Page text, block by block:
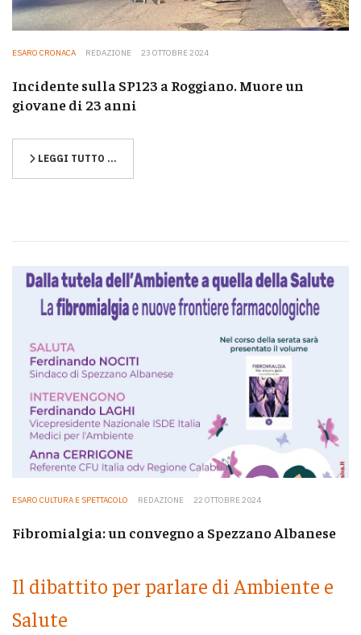
ESARO CRONACA REDAZIONE 23 OTTOBRE 2024
Incidente sulla SP123 a Roggiano. Muore un
giovane di 23 anni
LEGGI TUTTO …
ESARO CULTURA E SPETTACOLO REDAZIONE 22 OTTOBRE 2024
Fibromialgia: un convegno a Spezzano Albanese
Il dibattito per parlare di Ambiente e
Salute